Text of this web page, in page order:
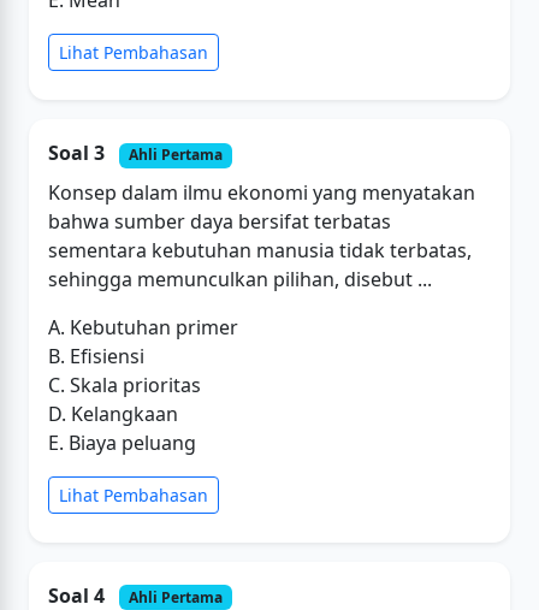
Lihat Pembahasan
Soal 3 Ahli Pertama
Konsep dalam ilmu ekonomi yang menyatakan
bahwa sumber daya bersifat terbatas
sementara kebutuhan manusia tidak terbatas,
sehingga memunculkan pilihan, disebut ...
A. Kebutuhan primer
B. Efisiensi
C. Skala prioritas
D. Kelangkaan
E. Biaya peluang
Lihat Pembahasan
Soal 4 Ahli Pertama